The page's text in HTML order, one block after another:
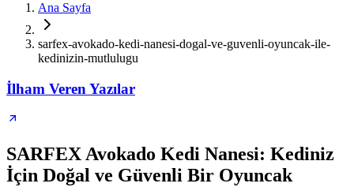
Ana Sayfa
sarfex-avokado-kedi-nanesi-dogal-ve-guvenli-oyuncak-ile-
kedinizin-mutlulugu
İlham Veren Yazılar
SARFEX Avokado Kedi Nanesi: Kediniz
İçin Doğal ve Güvenli Bir Oyuncak